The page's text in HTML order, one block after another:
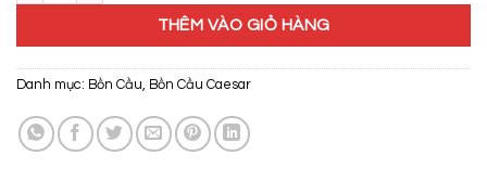
THÊM VÀO GIỎ HÀNG
Danh mục: Bồn Cầu, Bồn Cầu Caesar